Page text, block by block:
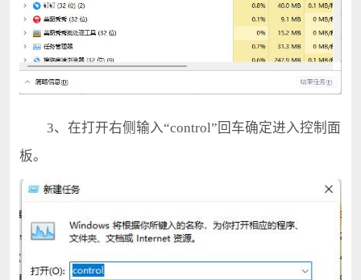
3、在打开右侧输入“control”回车确定进入控制面
板。